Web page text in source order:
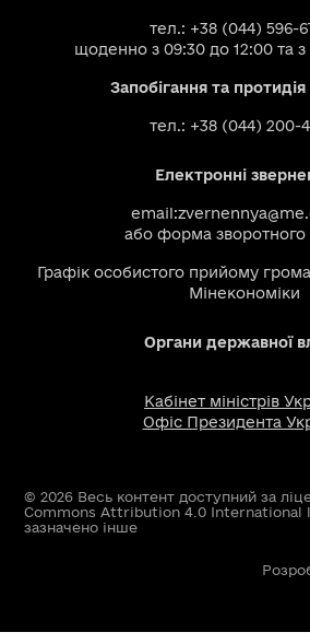
тел.: +38 (044) 596-
щоденно з 09:30 до 12:00 та з
Запобігання та протидія
тел.: +38 (044) 200-
Електронні
email:
або форма зворотного
Графік особистого прийому
Мінекономіки
Органи державної
Кабінет міністрів
Офіс Президента
© 2026 Весь контент доступний за
Commons Attribution 4.0 International
зазначено інше